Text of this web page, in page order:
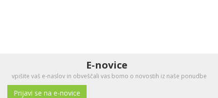
E-novice
vpišite vaš e-naslov in obveščali vas bomo o novostih iz naše ponudbe
Prijavi se na e-novice